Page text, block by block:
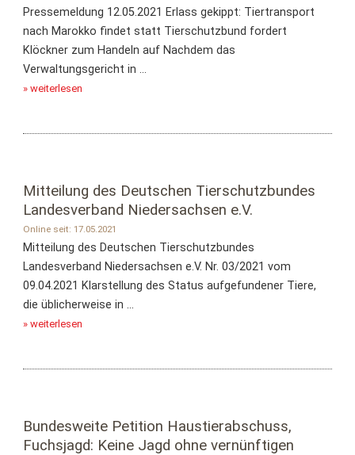
Pressemeldung 12.05.2021 Erlass gekippt: Tiertransport
nach Marokko findet statt Tierschutzbund fordert
Klöckner zum Handeln auf Nachdem das
Verwaltungsgericht in ...
» weiterlesen
Mitteilung des Deutschen Tierschutzbundes
Landesverband Niedersachsen e.V.
Online seit: 17.05.2021
Mitteilung des Deutschen Tierschutzbundes
Landesverband Niedersachsen e.V. Nr. 03/2021 vom
09.04.2021 Klarstellung des Status aufgefundener Tiere,
die üblicherweise in ...
» weiterlesen
Bundesweite Petition Haustierabschuss,
Fuchsjagd: Keine Jagd ohne vernünftigen